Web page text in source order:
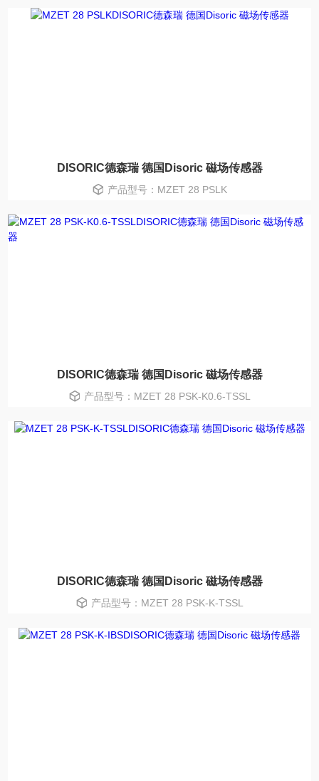
DISORIC德森瑞 德国Disoric 磁场传感器
产品型号：MZET 28 PSLK
DISORIC德森瑞 德国Disoric 磁场传感器
产品型号：MZET 28 PSK-K0.6-TSSL
DISORIC德森瑞 德国Disoric 磁场传感器
产品型号：MZET 28 PSK-K-TSSL